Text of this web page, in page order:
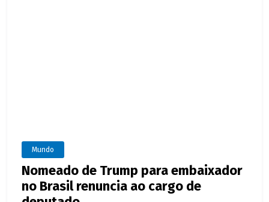
Mundo
Nomeado de Trump para embaixador
no Brasil renuncia ao cargo de